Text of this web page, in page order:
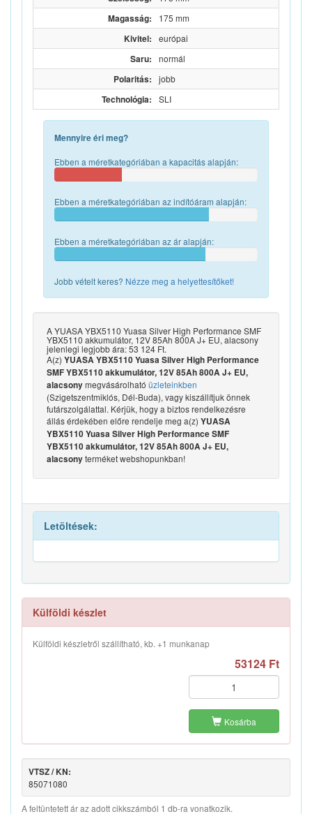
Magasság: 175 mm
Kivitel: európai
Saru: normál
Polaritás: jobb
Technológia: SLI
Mennyire éri meg?
Ebben a méretkategóriában a kapacitás alapján:
Ebben a méretkategóriában az indítóáram alapján:
Ebben a méretkategóriában az ár alapján:
Jobb vételt keres? Nézze meg a helyettesítőket!
A YUASA YBX5110 Yuasa Silver High Performance SMF
YBX5110 akkumulátor, 12V 85Ah 800A J+ EU, alacsony
jelenlegi legjobb ára: 53 124 Ft.
A(z) YUASA YBX5110 Yuasa Silver High Performance
SMF YBX5110 akkumulátor, 12V 85Ah 800A J+ EU,
alacsonymegvásárolható üzleteinkben
(Szigetszentmiklós, Dél-Buda), vagy kiszállítjuk önnek
futárszolgálattal. Kérjük, hogy a biztos rendelkezésre
állás érdekében előre rendelje meg a(z) YUASA
YBX5110 Yuasa Silver High Performance SMF
YBX5110 akkumulátor, 12V 85Ah 800A J+ EU,
alacsonyterméket webshopunkban!
Letöltések:
Külföldi készlet
Külföldi készletről szállítható, kb. +1 munkanap
53124 Ft
Kosárba
VTSZ / KN:
85071080
A feltüntetett ár az adott cikkszámból 1 db-ra vonatkozik.